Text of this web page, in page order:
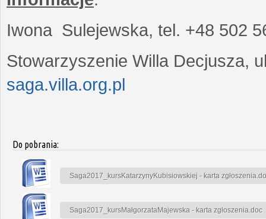
Iwona Sulejewska, tel. +48 502
Stowarzyszenie Willa Decjusza,
saga.villa.org.pl
Do pobrania:
Saga2017_kursKatarzynyKubisiowskiej - karta
Saga2017_kursMałgorzataMajewska - karta zgłoszenia.doc